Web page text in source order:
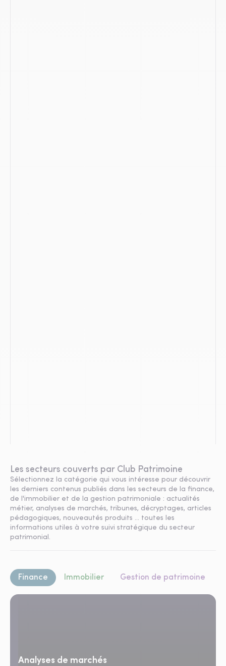
Les secteurs couverts par Club Patrimoine
Sélectionnez la catégorie qui vous intéresse pour découvrir
les derniers contenus publiés dans les secteurs de la finance,
de l'immobilier et de la gestion patrimoniale : actualités
métier, analyses de marchés, tribunes, décryptages, articles
pédagogiques, nouveautés produits ... toutes les
informations utiles à votre suivi stratégique du secteur
patrimonial.
Finance Immobilier Gestion de patrimoine
Analyses de marchés